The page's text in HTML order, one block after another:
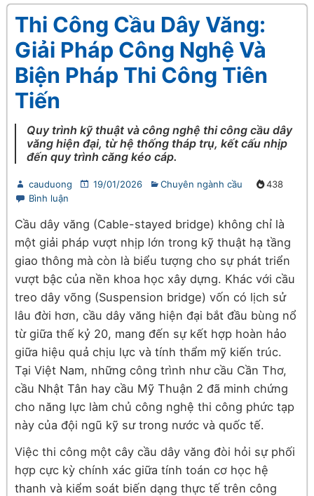
Thi Công Cầu Dây Văng:
Giải Pháp Công Nghệ Và
Biện Pháp Thi Công Tiên
Tiến
Quy trình kỹ thuật và công nghệ thi công cầu dây
văng hiện đại, từ hệ thống tháp trụ, kết cấu nhịp
đến quy trình căng kéo cáp.
cauduong 19/01/2026
Chuyên ngành cầu
Bình luận
438
Cầu dây văng (Cable-stayed bridge) không chỉ là
một giải pháp vượt nhịp lớn trong kỹ thuật hạ tầng
giao thông mà còn là biểu tượng cho sự phát triển
vượt bậc của nền khoa học xây dựng. Khác với cầu
treo dây võng (Suspension bridge) vốn có lịch sử
lâu đời hơn, cầu dây văng hiện đại bắt đầu bùng nổ
từ giữa thế kỷ 20, mang đến sự kết hợp hoàn hảo
giữa hiệu quả chịu lực và tính thẩm mỹ kiến trúc.
Tại Việt Nam, những công trình như cầu Cần Thơ,
cầu Nhật Tân hay cầu Mỹ Thuận 2 đã minh chứng
cho năng lực làm chủ công nghệ thi công phức tạp
này của đội ngũ kỹ sư trong nước và quốc tế.
Việc thi công một cây cầu dây văng đòi hỏi sự phối
hợp cực kỳ chính xác giữa tính toán cơ học hệ
thanh và kiểm soát biến dạng thực tế trên công